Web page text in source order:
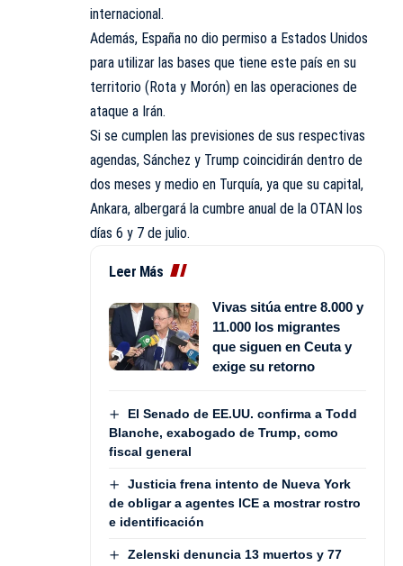
internacional.
Además, España no dio permiso a Estados Unidos
para utilizar las bases que tiene este país en su
territorio (Rota y Morón) en las operaciones de
ataque a Irán.
Si se cumplen las previsiones de sus respectivas
agendas, Sánchez y Trump coincidirán dentro de
dos meses y medio en Turquía, ya que su capital,
Ankara, albergará la cumbre anual de la OTAN los
días 6 y 7 de julio.
Leer Más
Vivas sitúa entre 8.000 y
11.000 los migrantes
que siguen en Ceuta y
exige su retorno
El Senado de EE.UU. confirma a Todd
Blanche, exabogado de Trump, como
fiscal general
Justicia frena intento de Nueva York
de obligar a agentes ICE a mostrar rostro
e identificación
Zelenski denuncia 13 muertos y 77